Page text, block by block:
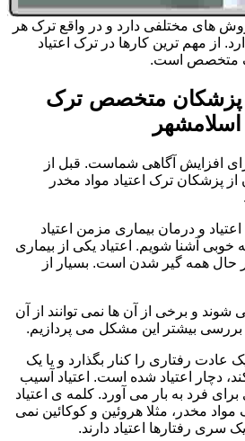
های مختلفی دارد و در واقع ترک هر
از مهم ترین کارها در ترک اعتیاد
متخصص است.
پزشکان متخصص ترک
اسلامشهر
افزایش آگاهی شماست. قبل از
پزشکان ترک اعتیاد مواد مخدر
و درمان بیماری مزمن اعتیاد
به خوبی آشنا شویم. اعتیاد یکی از بیماری
حال همه گیر شدن است. بسیار از
و برخی از آن ها نمی توانند از آن
بررسی بیشتر این مشکل می پردازیم.
عادت رفتاری را کنار بگذارد و یا یک
دچار اعتیاد شده است. اعتیاد آسیب
فرد به بار می آورد. کلمه ی اعتیاد
مخدر، مثلا هروئین و کوکائین نمی
سری رفتارها اعتیاد دارند.